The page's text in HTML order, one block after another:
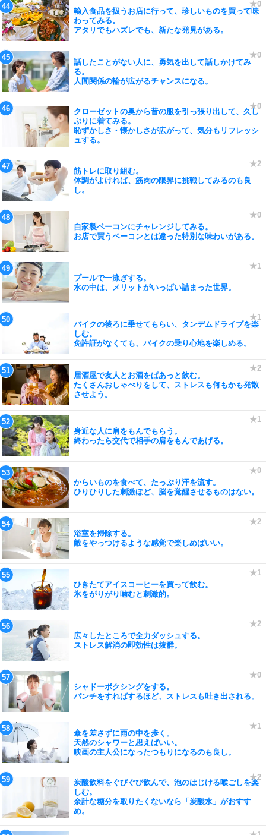
輸入食品を扱うお店に行って、珍しいものを買って味
わってみる。
アタリでもハズレでも、新たな発見がある。
話したことがない人に、勇気を出して話しかけてみ
る。
人間関係の輪が広がるチャンスになる。
クローゼットの奥から昔の服を引っ張り出して、久し
ぶりに着てみる。
恥ずかしさ・懐かしさが広がって、気分もリフレッシ
ュする。
筋トレに取り組む。
体調がよければ、筋肉の限界に挑戦してみるのも良
し。
自家製ベーコンにチャレンジしてみる。
お店で買うベーコンとは違った特別な味わいがある。
プールで一泳ぎする。
水の中は、メリットがいっぱい詰まった世界。
バイクの後ろに乗せてもらい、タンデムドライブを楽
しむ。
免許証がなくても、バイクの乗り心地を楽しめる。
居酒屋で友人とお酒をぱあっと飲む。
たくさんおしゃべりをして、ストレスも何もかも発散
させよう。
身近な人に肩をもんでもらう。
終わったら交代で相手の肩をもんであげる。
からいものを食べて、たっぷり汗を流す。
ひりひりした刺激ほど、脳を覚醒させるものはない。
浴室を掃除する。
敵をやっつけるような感覚で楽しめばいい。
ひきたてアイスコーヒーを買って飲む。
氷をがりがり噛むと刺激的。
広々したところで全力ダッシュする。
ストレス解消の即効性は抜群。
シャドーボクシングをする。
パンチをすればするほど、ストレスも吐き出される。
傘を差さずに雨の中を歩く。
天然のシャワーと思えばいい。
映画の主人公になったつもりになるのも良し。
炭酸飲料をぐびぐび飲んで、泡のはじける喉ごしを楽
しむ。
余計な糖分を取りたくないなら「炭酸水」がおすす
め。